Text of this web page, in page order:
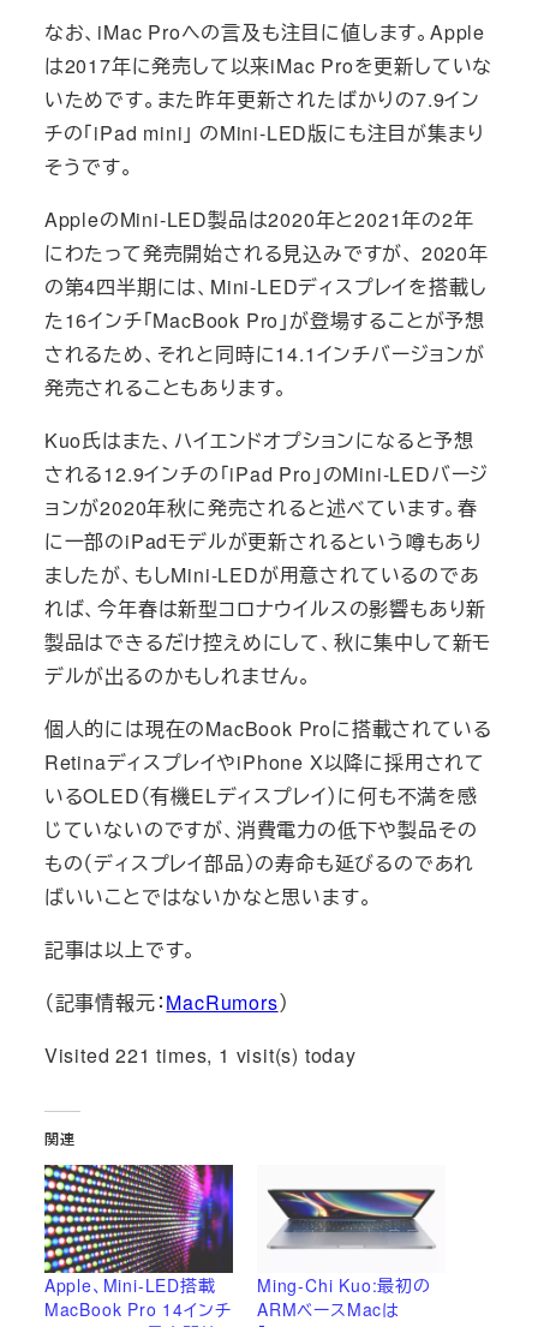
なお、iMac Proへの言及も注目に値します。Apple
は2017年に発売して以来‌iMac Pro‌を更新していな
いためです。また昨年更新されたばかりの7.9イン
チの「iPad mini」 のMini-LED版にも注目が集まり
そうです。
AppleのMini-LED製品は2020年と2021年の2年
にわたって発売開始される見込みですが、 2020年
の第4四半期には、Mini-LEDディスプレイを搭載し
た16インチ「MacBook Pro」が登場することが予想
されるため、それと同時に14.1インチバージョンが
発売されることもあります。
Kuo氏はまた、ハイエンドオプションになると予想
される12.9インチの「iPad Pro」のMini-LEDバージ
ョンが2020年秋に発売されると述べています。春
に一部のiPadモデルが更新されるという噂もあり
ましたが、もしMini-LEDが用意されているのであ
れば、今年春は新型コロナウイルスの影響もあり新
製品はできるだけ控えめにして、秋に集中して新モ
デルが出るのかもしれません。
個人的には現在のMacBook Proに搭載されている
RetinaディスプレイやiPhone X以降に採用されて
いるOLED（有機ELディスプレイ）に何も不満を感
じていないのですが、消費電力の低下や製品その
もの（ディスプレイ部品）の寿命も延びるのであれ
ばいいことではないかなと思います。
記事は以上です。
（記事情報元：MacRumors）
Visited 221 times, 1 visit(s) today
関連
Apple、Mini-LED搭載
MacBook Pro 14インチ
Ming-Chi Kuo:最初の
ARMベースMacは